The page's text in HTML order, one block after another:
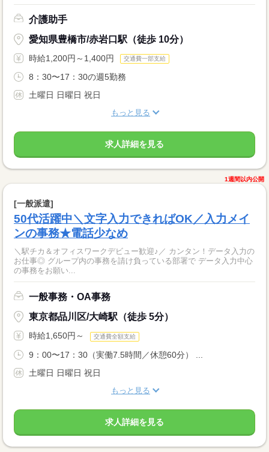
介護助手
愛知県豊橋市/赤岩口駅（徒歩 10分）
時給1,200円～1,400円 交通費一部支給
8：30〜17：30の週5勤務
土曜日 日曜日 祝日
もっと見る
求人詳細を見る
1週間以内公開
[一般派遣]
50代活躍中＼文字入力できればOK／入力メイ
ンの事務★電話少なめ
＼駅チカ＆オフィスワークデビュー歓迎♪／ カンタン！データ入力の
お仕事◎ グループ内の事務を請け負っている部署で データ入力中心
の事務をお願い...
一般事務・OA事務
東京都品川区/大崎駅（徒歩 5分）
時給1,650円～ 交通費全額支給
9：00〜17：30（実働7.5時間／休憩60分） ...
土曜日 日曜日 祝日
もっと見る
求人詳細を見る